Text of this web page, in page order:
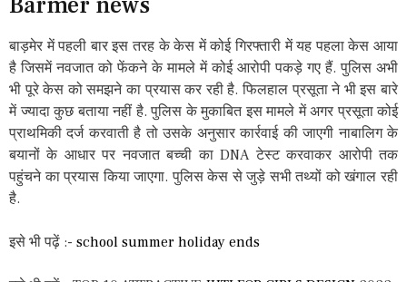
बाड़मेर में पहली बार इस तरह के केस में कोई गिरफ्तारी में यह पहला केस आया
है जिसमें नवजात को फेंकने के मामले में कोई आरोपी पकड़े गए हैं. पुलिस अभी
भी पूरे केस को समझने का प्रयास कर रही है. फिलहाल प्रसूता ने भी इस बारे
में ज्यादा कुछ बताया नहीं है. पुलिस के मुकाबित इस मामले में अगर प्रसूता कोई
प्राथमिकी दर्ज करवाती है तो उसके अनुसार कार्रवाई की जाएगी नाबालिग के
बयानों के आधार पर नवजात बच्ची का DNA टेस्ट करवाकर आरोपी तक
पहुंचने का प्रयास किया जाएगा. पुलिस केस से जुड़े सभी तथ्यों को खंगाल रही
है.
इसे भी पढ़ें :- school summer holiday ends